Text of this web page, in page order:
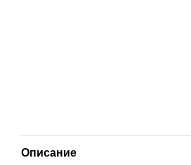
Описание